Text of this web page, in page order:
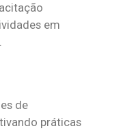
em
de
práticas